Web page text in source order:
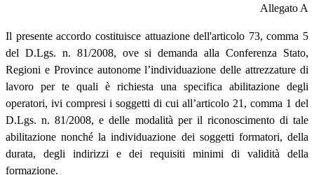
Allegato A
Il presente accordo costituisce attuazione dell'articolo 73, comma 5
del D.Lgs. n. 81/2008, ove si demanda alla Conferenza Stato,
Regioni e Province autonome l’individuazione delle attrezzature di
lavoro per te quali è richiesta una specifica abilitazione degli
operatori, ivi compresi i soggetti di cui all’articolo 21, comma 1 del
D.Lgs. n. 81/2008, e delle modalità per il riconoscimento di tale
abilitazione nonché la individuazione dei soggetti formatori, della
durata, degli indirizzi e dei requisiti minimi di validità della
formazione.